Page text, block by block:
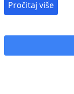
Pročitaj više